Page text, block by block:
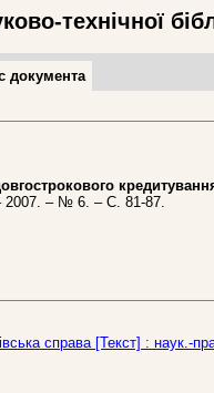
технічної
документа
2007. – № 6. – С. 81-87.
справа [Текст] : наук.-